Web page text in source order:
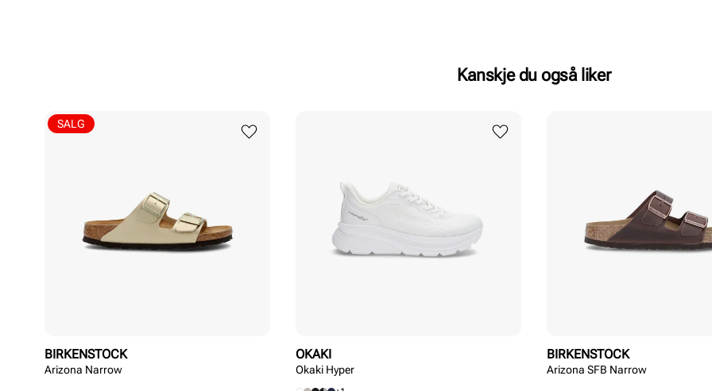
Kanskje du også liker
BIRKENSTOCK
Arizona Narrow
SALG
OKAKI
Okaki Hyper
BIRKENSTOCK
Arizona SFB Narrow